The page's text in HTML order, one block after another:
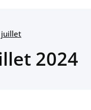
juillet
2024